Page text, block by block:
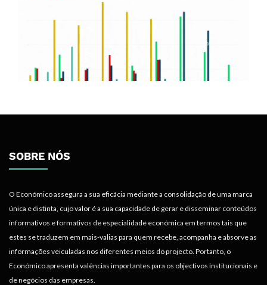
SOBRE NÓS
O Económico assegura a sua eficácia mediante a consolidação de uma marca
única e distinta, cujo valor é a sua capacidade de gerar e disseminar conteúdos
informativos e formativos de especialidade económica em termos tais que
estes se traduzem em mais-valias para quem recebe, acompanha e absorve as
informações veiculadas nos diferentes meios do projecto. Portanto, o
Económico apresenta valências importantes para os objectivos institucionais e
de negócios das empresas.